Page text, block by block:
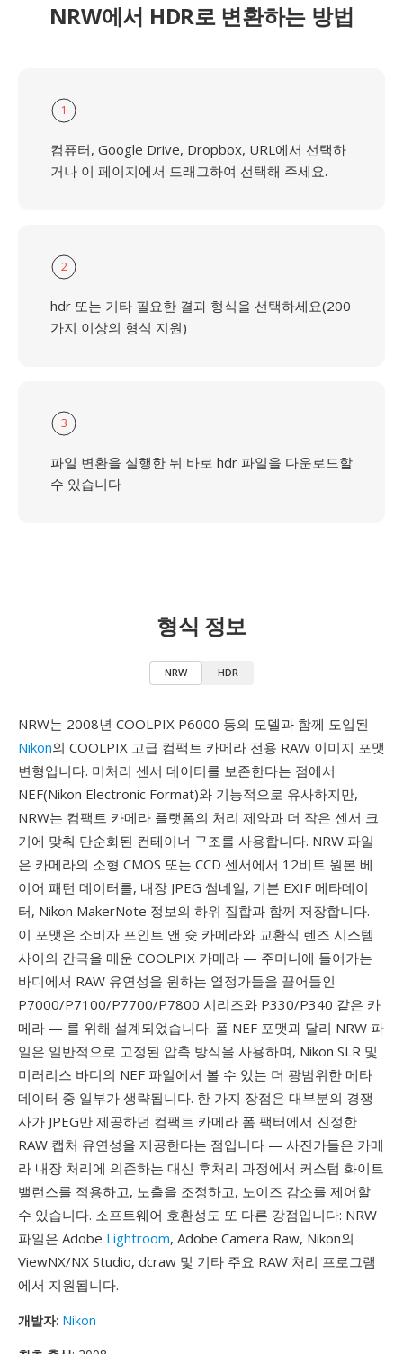
NRW에서 HDR로 변환하는 방법
1
컴퓨터, Google Drive, Dropbox, URL에서 선택하
거나 이 페이지에서 드래그하여 선택해 주세요.
2
hdr 또는 기타 필요한 결과 형식을 선택하세요(200
가지 이상의 형식 지원)
3
파일 변환을 실행한 뒤 바로 hdr 파일을 다운로드할
수 있습니다
형식 정보
NRW HDR
NRW는 2008년 COOLPIX P6000 등의 모델과 함께 도입된
Nikon의 COOLPIX 고급 컴팩트 카메라 전용 RAW 이미지 포맷
변형입니다. 미처리 센서 데이터를 보존한다는 점에서
NEF(Nikon Electronic Format)와 기능적으로 유사하지만,
NRW는 컴팩트 카메라 플랫폼의 처리 제약과 더 작은 센서 크
기에 맞춰 단순화된 컨테이너 구조를 사용합니다. NRW 파일
은 카메라의 소형 CMOS 또는 CCD 센서에서 12비트 원본 베
이어 패턴 데이터를, 내장 JPEG 썸네일, 기본 EXIF 메타데이
터, Nikon MakerNote 정보의 하위 집합과 함께 저장합니다.
이 포맷은 소비자 포인트 앤 슛 카메라와 교환식 렌즈 시스템
사이의 간극을 메운 COOLPIX 카메라 — 주머니에 들어가는
바디에서 RAW 유연성을 원하는 열정가들을 끌어들인
P7000/P7100/P7700/P7800 시리즈와 P330/P340 같은 카
메라 — 를 위해 설계되었습니다. 풀 NEF 포맷과 달리 NRW 파
일은 일반적으로 고정된 압축 방식을 사용하며, Nikon SLR 및
미러리스 바디의 NEF 파일에서 볼 수 있는 더 광범위한 메타
데이터 중 일부가 생략됩니다. 한 가지 장점은 대부분의 경쟁
사가 JPEG만 제공하던 컴팩트 카메라 폼 팩터에서 진정한
RAW 캡처 유연성을 제공한다는 점입니다 — 사진가들은 카메
라 내장 처리에 의존하는 대신 후처리 과정에서 커스텀 화이트
밸런스를 적용하고, 노출을 조정하고, 노이즈 감소를 제어할
수 있습니다. 소프트웨어 호환성도 또 다른 강점입니다: NRW
파일은 Adobe Lightroom, Adobe Camera Raw, Nikon의
ViewNX/NX Studio, dcraw 및 기타 주요 RAW 처리 프로그램
에서 지원됩니다.
개발자: Nikon